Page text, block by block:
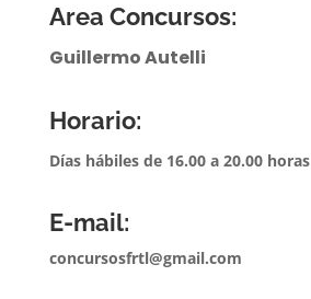
Area Concursos:
Guillermo Autelli
Horario:
Días hábiles de 16.00 a 20.00 horas
E-mail:
concursosfrtl@gmail.com